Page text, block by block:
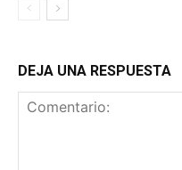
DEJA UNA RESPUESTA